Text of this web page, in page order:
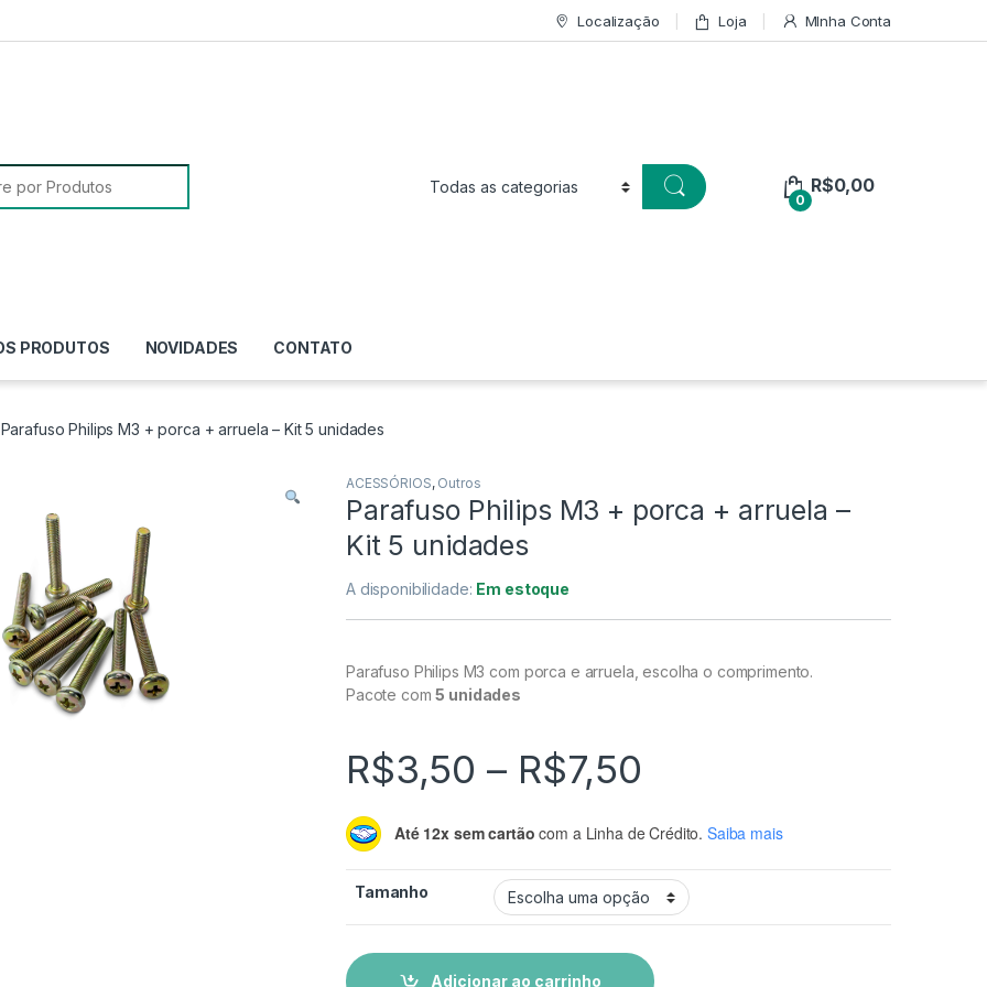
Localização Loja MInha Conta
para:
0
R$0,00
PRODUTOS NOVIDADES CONTATO
Parafuso Philips M3 + porca + arruela – Kit 5 unidades
ACESSÓRIOS, Outros
Parafuso Philips M3 + porca + arruela –
Kit 5 unidades
A disponibilidade: Em estoque
Parafuso Philips M3 com porca e arruela, escolha o comprimento.
Pacote com5 unidades
R$3,50 – R$7,50
Até 12x sem cartão com a Linha de Crédito. Saiba mais
Tamanho
Adicionar ao carrinho